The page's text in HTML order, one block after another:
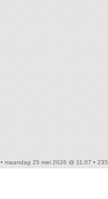
• maandag 25 mei 2026 @ 11:07 • 235